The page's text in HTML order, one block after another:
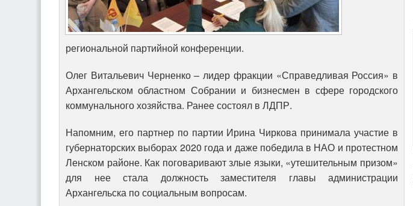
региональной партийной конференции.
Олег Витальевич Черненко – лидер фракции «Справедливая Россия» в
Архангельском областном Собрании и бизнесмен в сфере городского
коммунального хозяйства. Ранее состоял в ЛДПР.
Напомним, его партнер по партии Ирина Чиркова принимала участие в
губернаторских выборах 2020 года и даже победила в НАО и протестном
Ленском районе. Как поговаривают злые языки, «утешительным призом»
для нее стала должность заместителя главы администрации
Архангельска по социальным вопросам.